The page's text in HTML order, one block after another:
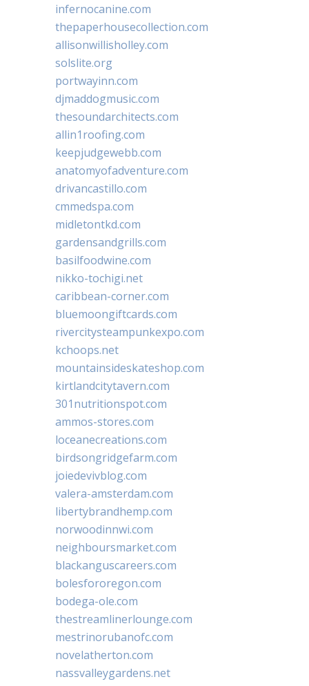
infernocanine.com
thepaperhousecollection.com
allisonwillisholley.com
solslite.org
portwayinn.com
djmaddogmusic.com
thesoundarchitects.com
allin1roofing.com
keepjudgewebb.com
anatomyofadventure.com
drivancastillo.com
cmmedspa.com
midletontkd.com
gardensandgrills.com
basilfoodwine.com
nikko-tochigi.net
caribbean-corner.com
bluemoongiftcards.com
rivercitysteampunkexpo.com
kchoops.net
mountainsideskateshop.com
kirtlandcitytavern.com
301nutritionspot.com
ammos-stores.com
loceanecreations.com
birdsongridgefarm.com
joiedevivblog.com
valera-amsterdam.com
libertybrandhemp.com
norwoodinnwi.com
neighboursmarket.com
blackanguscareers.com
bolesfororegon.com
bodega-ole.com
thestreamlinerlounge.com
mestrinorubanofc.com
novelatherton.com
nassvalleygardens.net